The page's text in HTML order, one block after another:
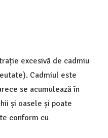
excesivă de cadmiu
Cadmiul este
se acumulează în
și oasele și poate
conform cu